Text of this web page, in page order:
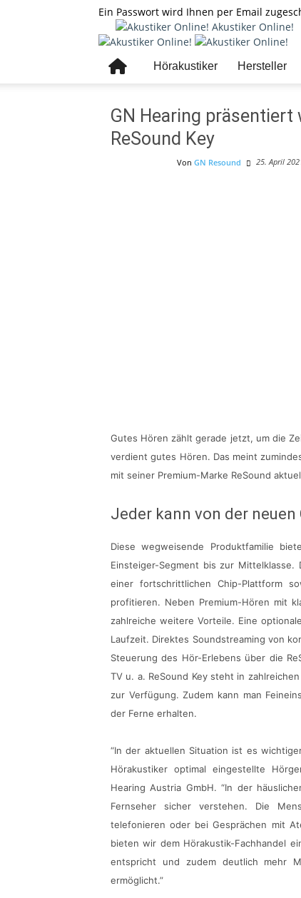
Ein Passwort wird Ihnen per Email
Akustiker Online!
Hörakustiker Hersteller
GN Hearing
ReSound Key
Von GN Resound 25. April
Gutes Hören zählt gerade jetzt, um die
verdient gutes Hören. Das meint
mit seiner Premium-Marke ReSound
Jeder kann von der
Diese wegweisende Produktfamilie
Einsteiger-Segment bis zur
einer fortschrittlichen Chip-Plattform
profitieren. Neben Premium-Hören mit
zahlreiche weitere Vorteile. Eine
Laufzeit. Direktes Soundstreaming von
Steuerung des Hör-Erlebens über die
TV u. a. ReSound Key steht in
zur Verfügung. Zudem kann man
der Ferne erhalten.
“In der aktuellen Situation ist es
Hörakustiker optimal eingestellte
Hearing Austria GmbH. “In der
Fernseher sicher verstehen. Die
telefonieren oder bei Gesprächen mit
bieten wir dem Hörakustik-Fachhandel
entspricht und zudem deutlich mehr
ermöglicht.”